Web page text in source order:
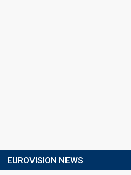
EUROVISION NEWS